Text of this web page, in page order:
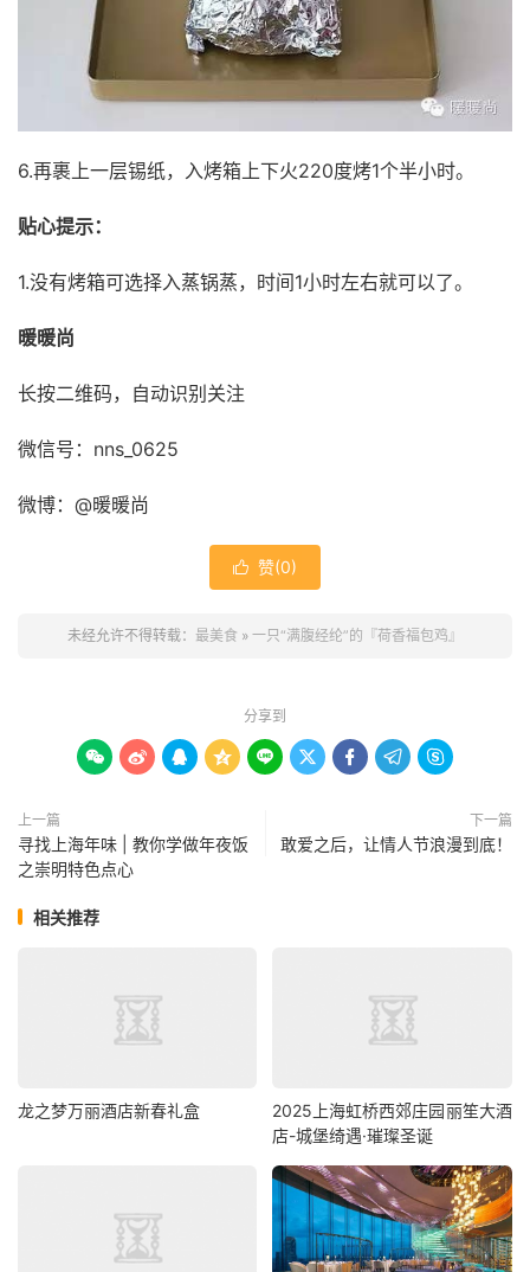
6.再裹上一层锡纸，入烤箱上下火220度烤1个半小时。
贴心提示：
1.没有烤箱可选择入蒸锅蒸，时间1小时左右就可以了。
暖暖尚
长按二维码，自动识别关注
微信号：nns_0625
微博：@暖暖尚
 赞(0)
未经允许不得转载： 最美食 » 一只“满腹经纶”的『荷香福包鸡』
分享到
        
上一篇
寻找上海年味 | 教你学做年夜饭
之崇明特色点心
下一篇
敢爱之后，让情人节浪漫到底！
相关推荐
龙之梦万丽酒店新春礼盒
2025上海虹桥西郊庄园丽笙大酒
店-城堡绮遇·璀璨圣诞